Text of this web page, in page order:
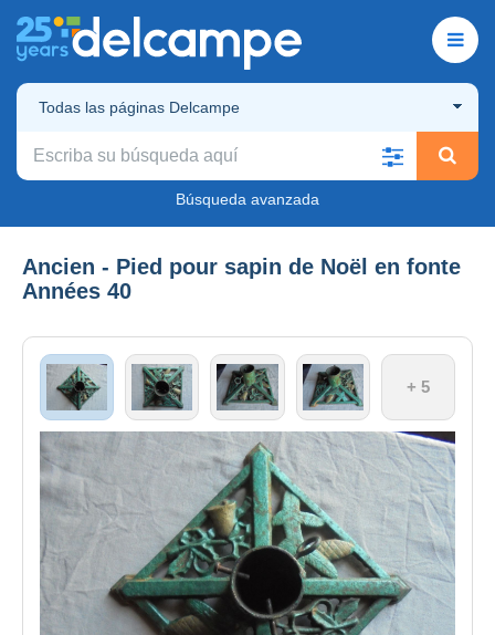
Todas las páginas Delcampe
Búsqueda avanzada
Ancien - Pied pour sapin de Noël en fonte
Années 40
+ 5